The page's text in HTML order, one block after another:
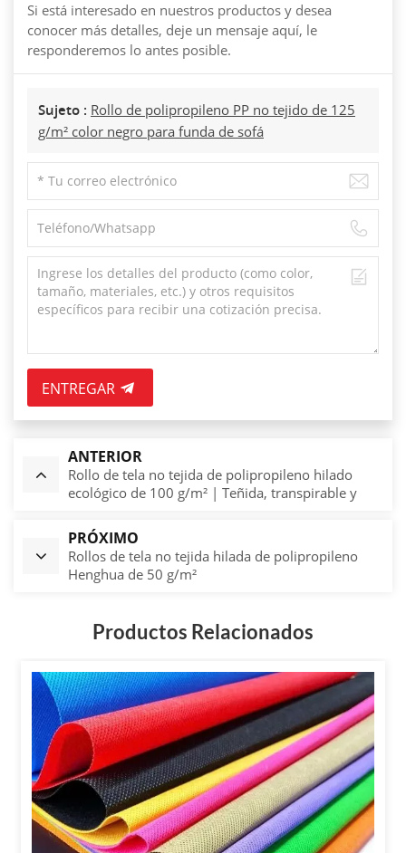
Si está interesado en nuestros productos y desea
conocer más detalles, deje un mensaje aquí, le
responderemos lo antes posible.
Sujeto : Rollo de polipropileno PP no tejido de 125
g/m² color negro para funda de sofá
ENTREGAR
ANTERIOR
Rollo de tela no tejida de polipropileno hilado
ecológico de 100 g/m² | Teñida, transpirable y
PRÓXIMO
Rollos de tela no tejida hilada de polipropileno
Henghua de 50 g/m²
Productos Relacionados